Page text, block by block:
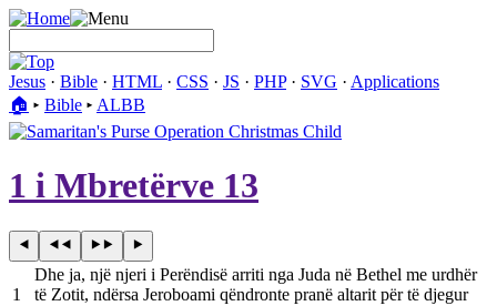
Jesus · Bible · HTML · CSS · JS · PHP· SVG · Applications
🏠︎ ▸ Bible ▸ ALBB
1 i Mbretërve 13
1
Dhe ja, një njeri i Perëndisë arriti nga Juda në Bethel me urdhër
të Zotit, ndërsa Jeroboami qëndronte pranë altarit për të djegur